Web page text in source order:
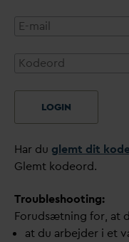
LOGIN
Har du glemt dit
Glemt kodeord.
Troubleshooting:
Forudsætning for, at
at du arbejder i et v